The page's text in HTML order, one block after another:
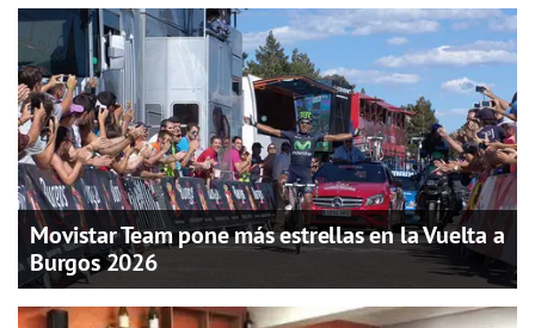
Movistar Team pone más estrellas en la Vuelta a
Burgos 2026